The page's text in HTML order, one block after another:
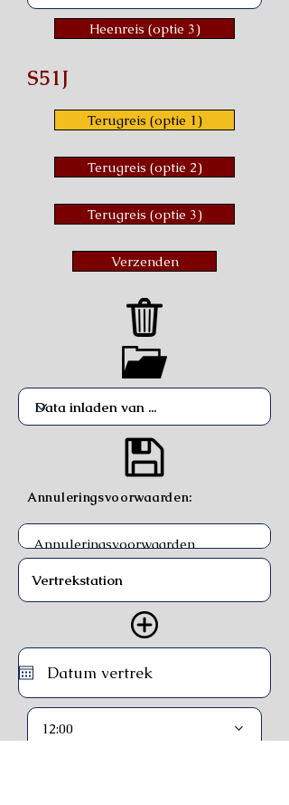
Heenreis (optie 3)
S51J
Terugreis (optie 1)
Terugreis (optie 2)
Terugreis (optie 3)
Verzenden
Annuleringsvoorwaarden:
12:00